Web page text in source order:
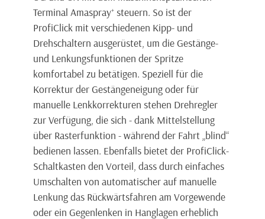
Terminal Amaspray+ steuern. So ist der
ProfiClick mit verschiedenen Kipp- und
Drehschaltern ausgerüstet, um die Gestänge-
und Lenkungsfunktionen der Spritze
komfortabel zu betätigen. Speziell für die
Korrektur der Gestängeneigung oder für
manuelle Lenkkorrekturen stehen Drehregler
zur Verfügung, die sich - dank Mittelstellung
über Rasterfunktion - während der Fahrt „blind“
bedienen lassen. Ebenfalls bietet der ProfiClick-
Schaltkasten den Vorteil, dass durch einfaches
Umschalten von automatischer auf manuelle
Lenkung das Rückwärtsfahren am Vorgewende
oder ein Gegenlenken in Hanglagen erheblich